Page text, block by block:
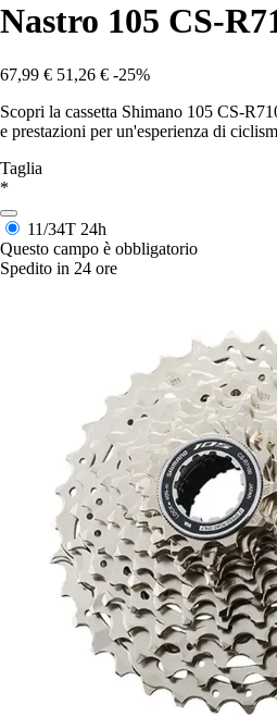
Nastro 105 CS-
67,99 € 51,26 € -25%
Scopri la cassetta Shimano 105 CS-
e prestazioni per un'esperienza di
Taglia
*
11/34T 24h
Questo campo è obbligatorio
Spedito in 24 ore